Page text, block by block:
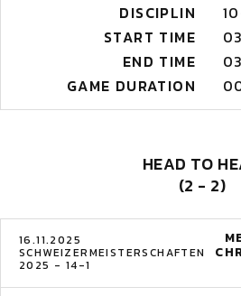
DISCIPLIN
START TIME
END TIME
GAME DURATION
HEAD TO
(2 - 2)
16.11.2025
SCHWEIZERMEISTERSCHAFTEN
2025 - 14-1